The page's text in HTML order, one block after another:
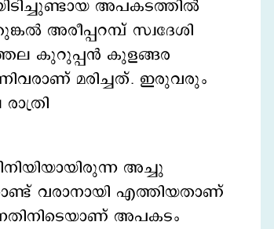
അപകടത്തില്‍
അരീപ്പറമ്പ് സ്വദേശി
കുറുപ്പന്‍ കുളങ്ങര
മരിച്ചത്. ഇരുവരും
അച്ചു
വരാനായി എത്തിയതാണ്
അപകടം